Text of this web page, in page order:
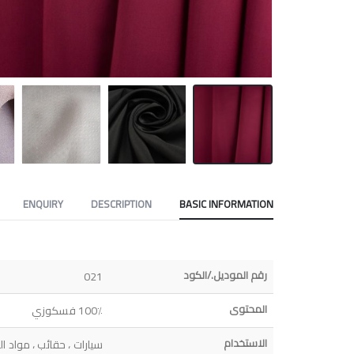
BASIC INFORMATION
DESCRIPTION
ENQUIRY
رقم الموديل./الكود 021
المحتوى 100٪ فسكوزي
الاستخدام سيارات ، حقائب ، مواد